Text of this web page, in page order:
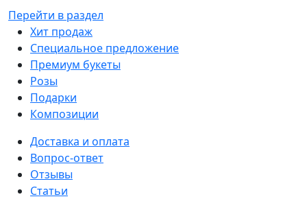
Перейти в раздел
Хит продаж
Специальное предложение
Премиум букеты
Розы
Подарки
Композиции
Доставка и оплата
Вопрос-ответ
Отзывы
Статьи